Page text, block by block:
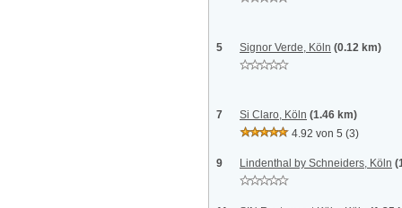
5 Signor Verde, Köln (0.12 km)
7 Si Claro, Köln (1.46 km)
4.92 von 5 (3)
9 Lindenthal by Schneiders, Köln